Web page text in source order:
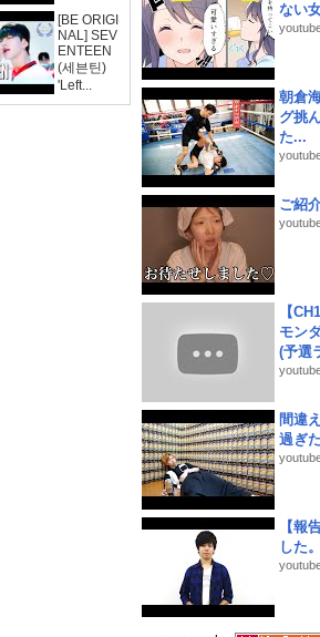
[BE ORIGI
NAL] SEV
ENTEEN
(세븐틴)
'Left...
ない
朝倉
グ挑
た...
ご紹
【
モン
(予選
間違
過ぎた
【報
した。